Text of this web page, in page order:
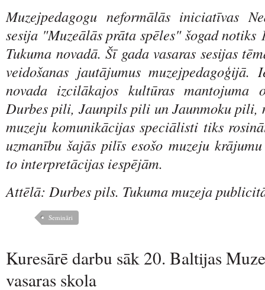
Muzejpedagogu neformālās iniciatīvas
sesija "Muzeālās prāta spēles" šogad notiks
Tukuma novadā. Šī gada vasaras sesijas
veidošanas jautājumus muzejpedagoģijā.
novada izcilākajos kultūras mantojuma
Durbes pili, Jaunpils pili un Jaunmoku pili,
muzeju komunikācijas speciālisti tiks
uzmanību šajās pilīs esošo muzeju
to interpretācijas iespējām.
Attēlā: Durbes pils. Tukuma muzeja
Semināri
Kuresārē darbu sāk 20. Baltijas
vasaras skola